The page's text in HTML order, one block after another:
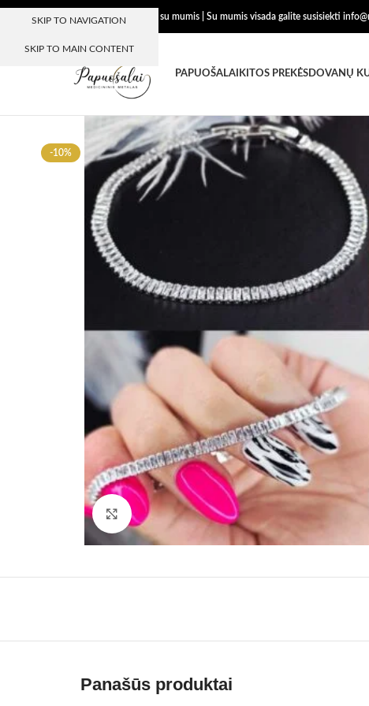
SKIP TO NAVIGATION
SKIP TO MAIN CONTENT
Dėkojame, kad esate su mumis | Su mumis visada galite susisiekti
PAPUOŠALAI KITOS PREKĖSDOVANŲ
-10%
Paspauskite, kad padidinti
Panašūs produktai